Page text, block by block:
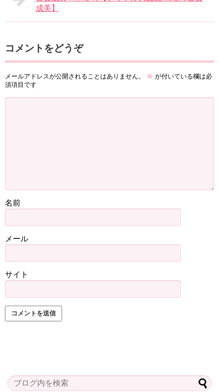
成美】
コメントをどうぞ
メールアドレスが公開されることはありません。 ※ が付いている欄は必
須項目です
名前
メール
サイト